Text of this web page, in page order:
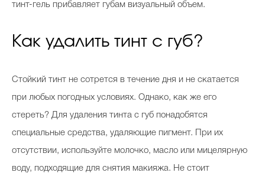
тинт-гель прибавляет губам визуальный объем.
Как удалить тинт с губ?
Стойкий тинт не сотрется в течение дня и не скатается
при любых погодных условиях. Однако, как же его
стереть? Для удаления тинта с губ понадобятся
специальные средства, удаляющие пигмент. При их
отсутствии, используйте молочко, масло или мицелярную
воду, подходящие для снятия макияжа. Не стоит